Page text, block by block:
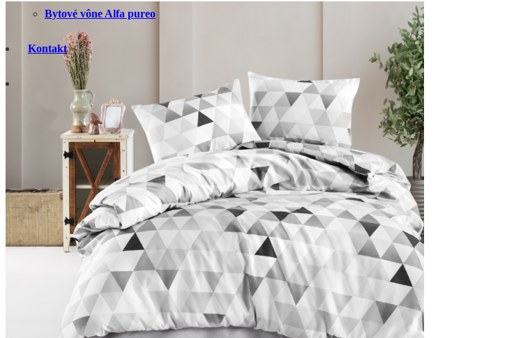
Bytové vône Alfa pureo
Kontakt